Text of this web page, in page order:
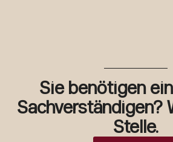
Sie benötigen
Sachverständigen?
Stelle.